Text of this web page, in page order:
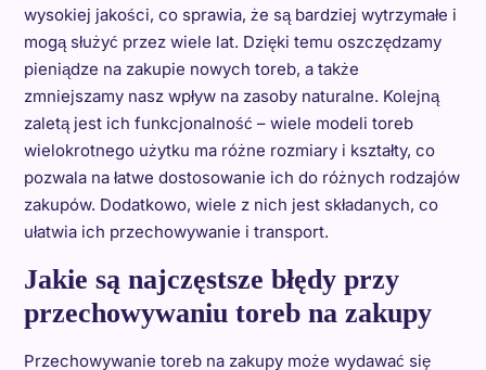
wysokiej jakości, co sprawia, że są bardziej wytrzymałe i
mogą służyć przez wiele lat. Dzięki temu oszczędzamy
pieniądze na zakupie nowych toreb, a także
zmniejszamy nasz wpływ na zasoby naturalne. Kolejną
zaletą jest ich funkcjonalność – wiele modeli toreb
wielokrotnego użytku ma różne rozmiary i kształty, co
pozwala na łatwe dostosowanie ich do różnych rodzajów
zakupów. Dodatkowo, wiele z nich jest składanych, co
ułatwia ich przechowywanie i transport.
Jakie są najczęstsze błędy przy
przechowywaniu toreb na zakupy
Przechowywanie toreb na zakupy może wydawać się